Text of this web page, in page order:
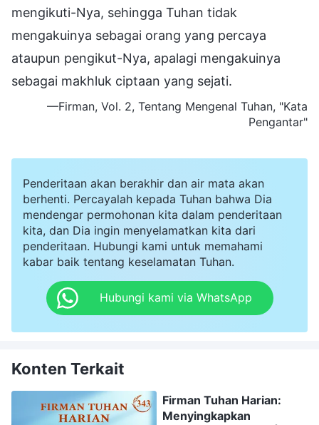
mengikuti-Nya, sehingga Tuhan tidak
mengakuinya sebagai orang yang percaya
ataupun pengikut-Nya, apalagi mengakuinya
sebagai makhluk ciptaan yang sejati.
—Firman, Vol. 2, Tentang Mengenal Tuhan, "Kata
Pengantar"
Penderitaan akan berakhir dan air mata akan
berhenti. Percayalah kepada Tuhan bahwa Dia
mendengar permohonan kita dalam penderitaan
kita, dan Dia ingin menyelamatkan kita dari
penderitaan. Hubungi kami untuk memahami
kabar baik tentang keselamatan Tuhan.
Hubungi kami via WhatsApp
Konten Terkait
Firman Tuhan Harian:
Menyingkapkan